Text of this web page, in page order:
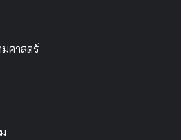
ศาสตร์